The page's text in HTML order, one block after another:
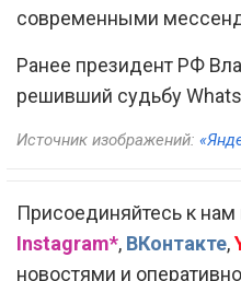
современными
Ранее президент РФ
решивший судьбу
Источник изображений:
Присоединяйтесь к нам
Instagram*, ВКонтакте,
новостями и